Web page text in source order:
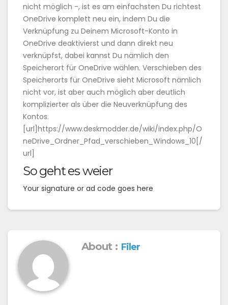
nicht möglich -, ist es am einfachsten Du richtest
OneDrive komplett neu ein, indem Du die
Verknüpfung zu Deinem Microsoft-Konto in
OneDrive deaktivierst und dann direkt neu
verknüpfst, dabei kannst Du nämlich den
Speicherort für OneDrive wählen. Verschieben des
Speicherorts für OneDrive sieht Microsoft nämlich
nicht vor, ist aber auch möglich aber deutlich
komplizierter als über die Neuverknüpfung des
Kontos.
[url]https://www.deskmodder.de/wiki/index.php/O
neDrive_Ordner_Pfad_verschieben_Windows_10[/
url]
So geht es weier
Your signature or ad code goes here
About : Filer